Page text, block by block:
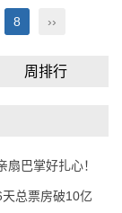
8 ››
周排行
巴掌好扎心！
总票房破10亿